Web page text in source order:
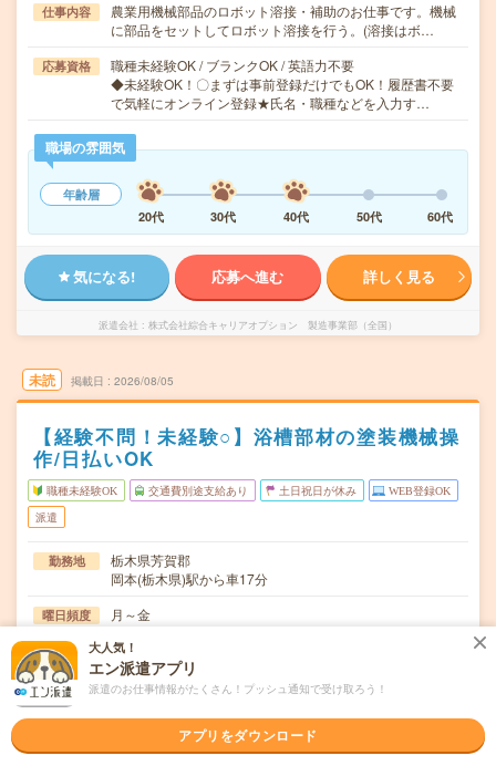
仕事内容
農業用機械部品のロボット溶接・補助のお仕事です。機械
に部品をセットしてロボット溶接を行う。(溶接はボ…
応募資格
職種未経験OK / ブランクOK / 英語力不要
◆未経験OK！〇まずは事前登録だけでもOK！履歴書不要
で気軽にオンライン登録★氏名・職種などを入力す…
職場の雰囲気
年齢層
20代
30代 40代 50代 60代
気になる! 応募へ進む 詳しく見る
派遣会社 株式会社綜合キャリアオプション 製造事業部（全国）
未読 掲載日 2026/08/05
【経験不問！未経験○】浴槽部材の塗装機械操
作/日払いOK
職種未経験OK 交通費別途支給あり 土日祝日が休み WEB登録OK
派遣
勤務地
栃木県芳賀郡
岡本(栃木県)駅から車17分
曜日頻度 月～金
時間 08:00～17:0017:00～02:00
期間 長期でお仕事できる方、大歓迎！
時給1350円
交通費
大人気！
エン派遣アプリ
派遣のお仕事情報がたくさん！プッシュ通知で受け取ろう！
アプリをダウンロード